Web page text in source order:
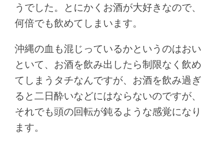
うでした。とにかくお酒が大好きなので、
何倍でも飲めてしまいます。
沖縄の血も混じっているかというのはおい
といて、お酒を飲み出したら制限なく飲め
てしまうタチなんですが、お酒を飲み過ぎ
ると二日酔いなどにはならないのですが、
それでも頭の回転が鈍るような感覚になり
ます。